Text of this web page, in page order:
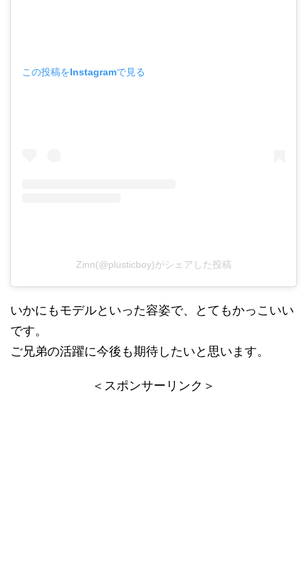
この投稿をInstagramで見る
Zinn(@plusticboy)がシェアした投稿
いかにもモデルといった容姿で、とてもかっこいい
です。
ご兄弟の活躍に今後も期待したいと思います。
＜スポンサーリンク＞